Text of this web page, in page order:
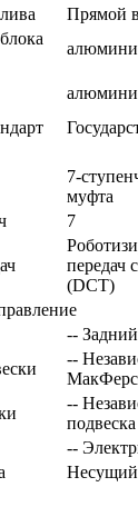
Прямой
7-
муфта
7
передач
(DCT)
--
--
--
подвеска
--
Несущий